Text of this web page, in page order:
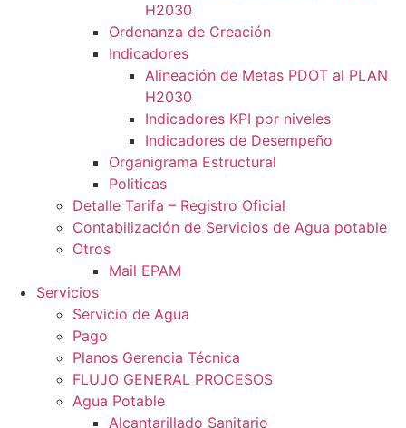
H2030
Ordenanza de Creación
Indicadores
Alineación de Metas PDOT al PLAN
H2030
Indicadores KPI por niveles
Indicadores de Desempeño
Organigrama Estructural
Politicas
Detalle Tarifa – Registro Oficial
Contabilización de Servicios de Agua potable
Otros
Mail EPAM
Servicios
Servicio de Agua
Pago
Planos Gerencia Técnica
FLUJO GENERAL PROCESOS
Agua Potable
Alcantarillado Sanitario